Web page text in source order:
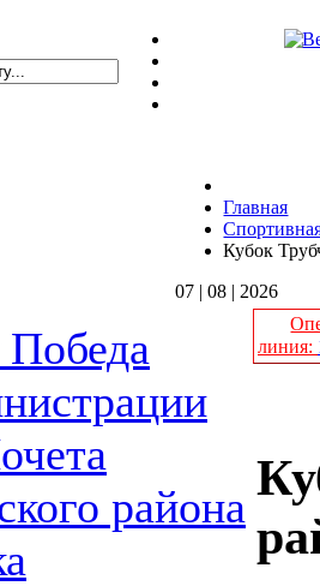
Главная
Кубок
07 | 08 | 2026
района
линия: